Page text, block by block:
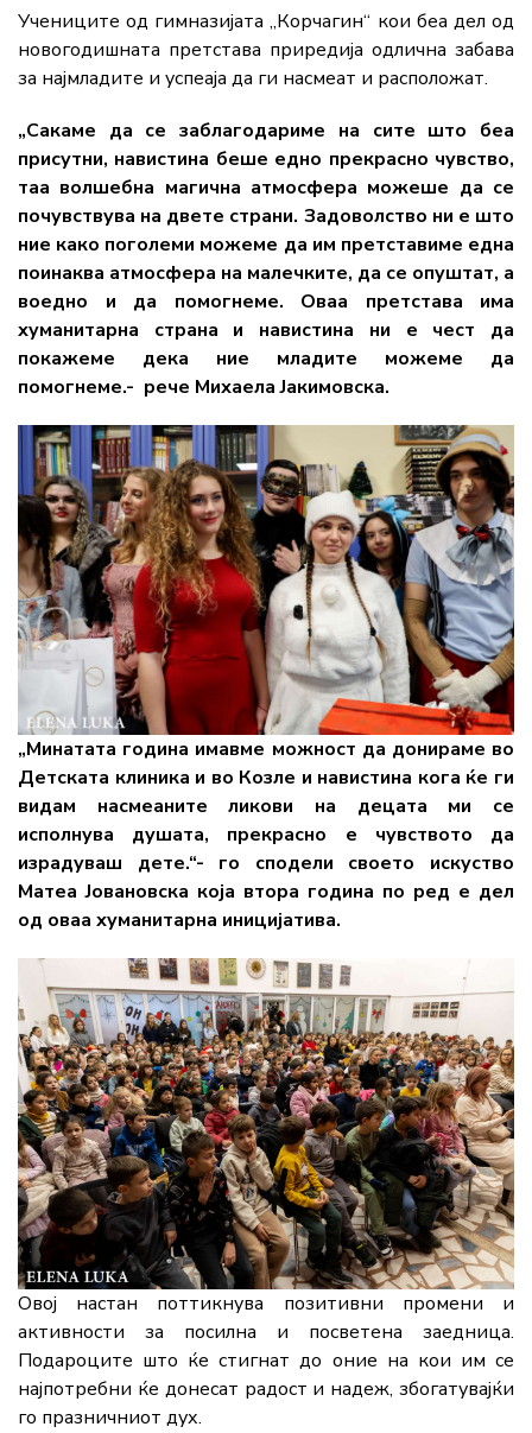
Учениците од гимназијата „Корчагин“ кои беа дел од
новогодишната претстава приредија одлична забава
за најмладите и успеаја да ги насмеат и расположат.
„Сакаме да се заблагодариме на сите што беа
присутни, навистина беше едно прекрасно чувство,
таа волшебна магична атмосфера можеше да се
почувствува на двете страни. Задоволство ни е што
ние како поголеми можеме да им претставиме една
поинаква атмосфера на малечките, да се опуштат, а
воедно и да помогнеме. Оваа претстава има
хуманитарна страна и навистина ни е чест да
покажеме дека ние младите можеме да
помогнеме.- рече Михаела Јакимовска.
„Минатата година имавме можност да донираме во
Детската клиника и во Козле и навистина кога ќе ги
видам насмеаните ликови на децата ми се
исполнува душата, прекрасно е чувството да
израдуваш дете.“- го сподели своето искуство
Матеа Јовановска која втора година по ред е дел
од оваа хуманитарна иницијатива.
Овој настан поттикнува позитивни промени и
активности за посилна и посветена заедница.
Подароците што ќе стигнат до оние на кои им се
најпотребни ќе донесат радост и надеж, збогатувајќи
го празничниот дух.